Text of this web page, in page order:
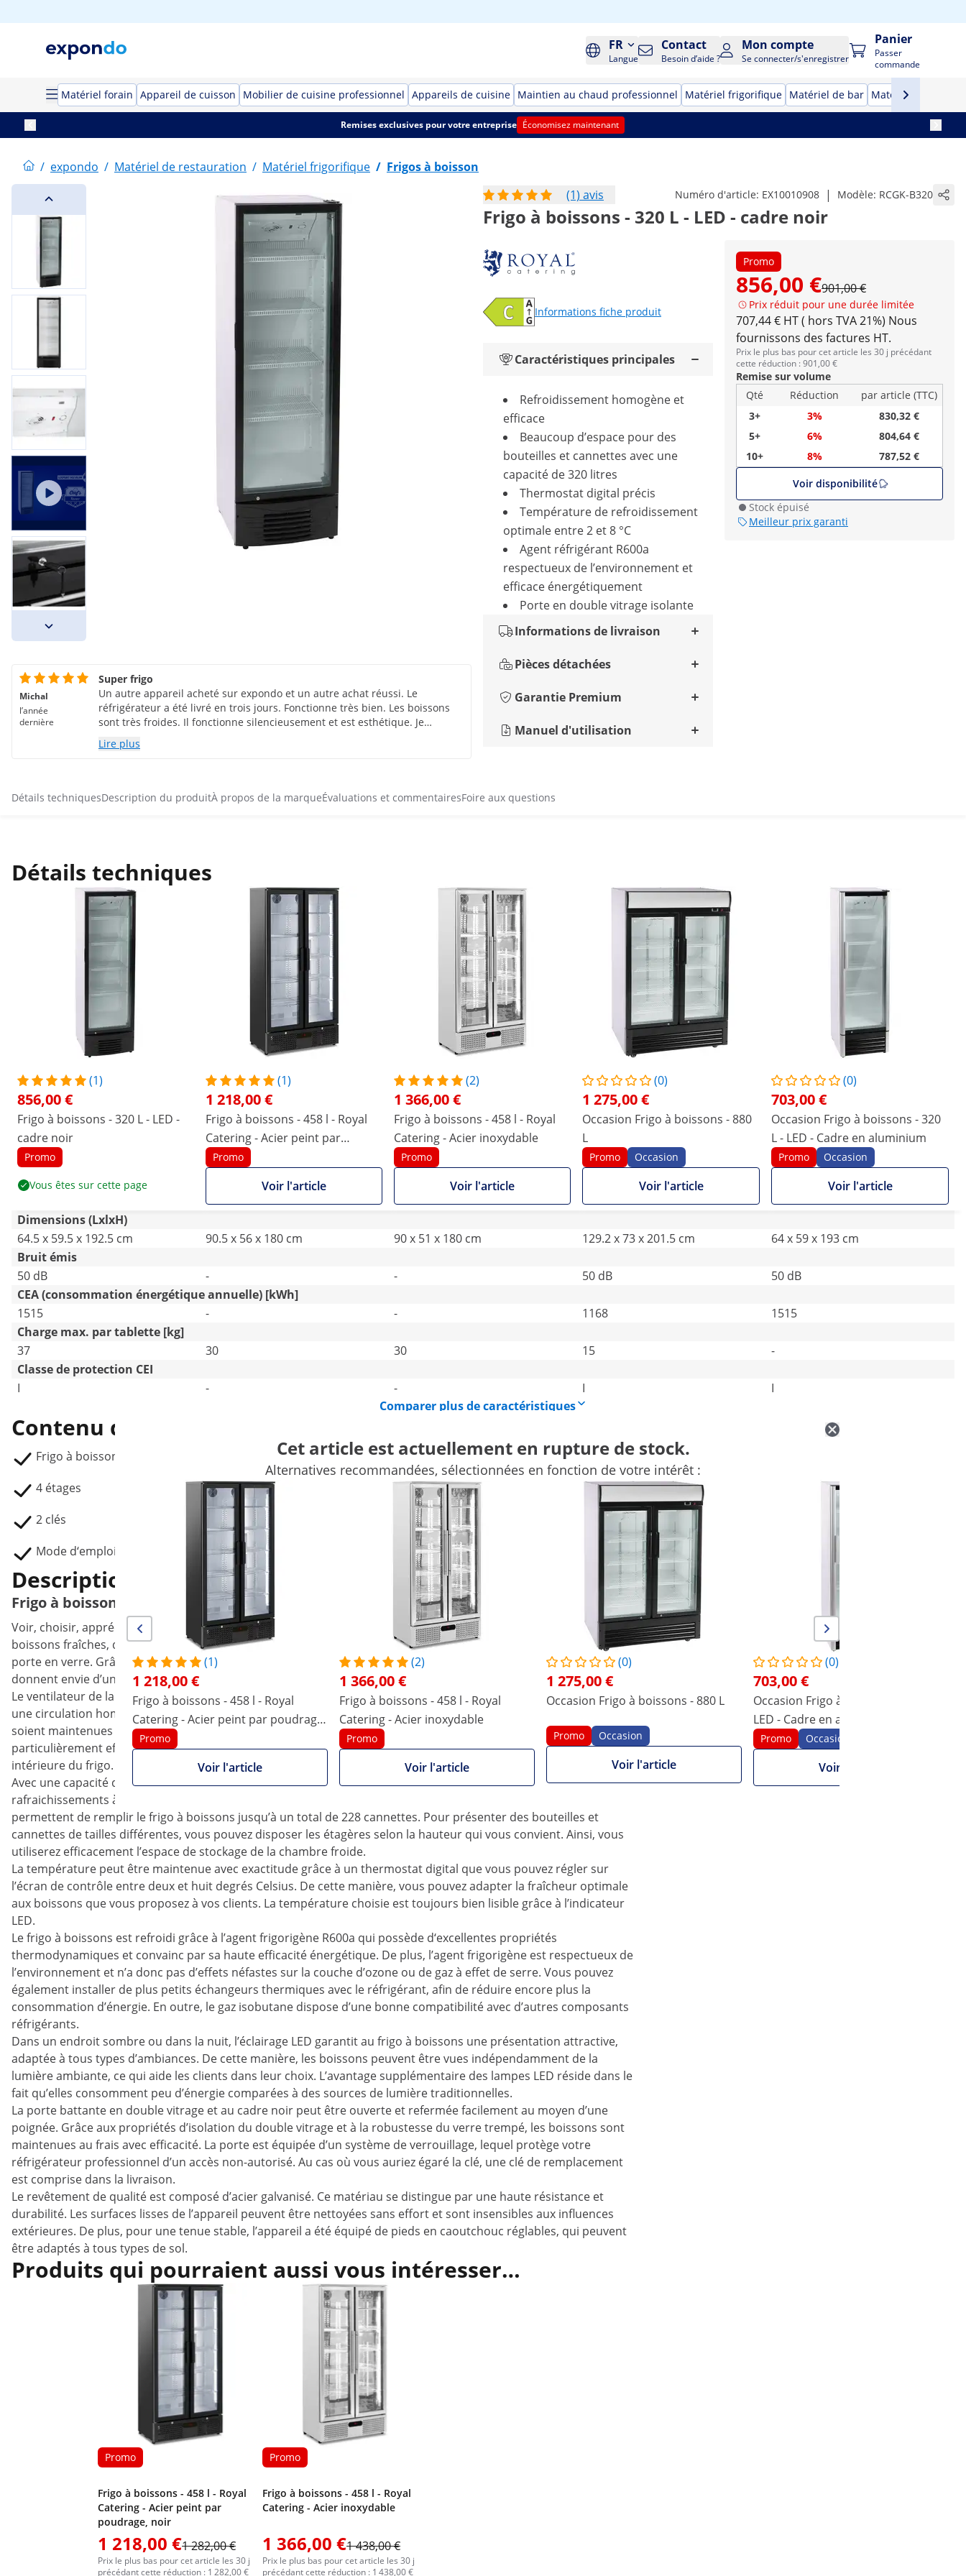
FR
Langue
Contact
Besoin d’aide ?
Mon compte
Se connecter/s'enregistrer
Panier
Passer
commande
Matériel forain Appareil de cuisson Mobilier de cuisine professionnel Appareils de cuisine Maintien au chaud professionnel Matériel frigorifique Matériel de bar Matériel de
Remises exclusives pour votre entreprise Économisez maintenant
/ expondo / Matériel de restauration / Matériel frigorifique / Frigos à boisson
(1) avis
Numéro d'article: EX10010908 | Modèle: RCGK-B320
Frigo à boissons - 320 L - LED - cadre noir
Promo
856,00 €901,00 €
Prix réduit pour une durée limitée
707,44 € HT ( hors TVA 21%) Nous
fournissons des factures HT.
Prix le plus bas pour cet article les 30 j précédant
cette réduction : 901,00 €
Remise sur volume
Qté
Réduction
par article (TTC)
3+
3%
830,32 €
5+
6%
804,64 €
10+
8%
787,52 €
Voir disponibilité
Stock épuisé
Meilleur prix garanti
Informations fiche produit
Caractéristiques principales
Refroidissement homogène et
efficace
Beaucoup d’espace pour des
bouteilles et cannettes avec une
capacité de 320 litres
Thermostat digital précis
Température de refroidissement
optimale entre 2 et 8 °C
Agent réfrigérant R600a
respectueux de l’environnement et
efficace énergétiquement
Porte en double vitrage isolante
Informations de livraison
Pièces détachées
Garantie Premium
Manuel d'utilisation
Michal
l’année
dernière
Super frigo
Un autre appareil acheté sur expondo et un autre achat réussi. Le
réfrigérateur a été livré en trois jours. Fonctionne très bien. Les boissons
sont très froides. Il fonctionne silencieusement et est esthétique. Je
recommande.
Lire plus
Détails techniquesDescription du produitÀ propos de la marqueÉvaluations et commentairesFoire aux questions
Détails techniques
(1)
856,00 €
Frigo à boissons - 320 L - LED -
cadre noir
Promo
Vous êtes sur cette page
(1)
1 218,00 €
Frigo à boissons - 458 l - Royal
Catering - Acier peint par
poudrage, noir
Promo
Voir l'article
(2)
1 366,00 €
Frigo à boissons - 458 l - Royal
Catering - Acier inoxydable
Promo
Voir l'article
(0)
1 275,00 €
Occasion Frigo à boissons - 880
L
Promo Occasion
Voir l'article
(0)
703,00 €
Occasion Frigo à boissons - 320
L - LED - Cadre en aluminium
Promo Occasion
Voir l'article
Dimensions (LxlxH)
64.5 x 59.5 x 192.5 cm
90.5 x 56 x 180 cm 90 x 51 x 180 cm 129.2 x 73 x 201.5 cm
64 x 59 x 193 cm
Bruit émis
50 dB
- - 50 dB
50 dB
CEA (consommation énergétique annuelle) [kWh]
1515
- - 1168
1515
Charge max. par tablette [kg]
37
30 30 15
-
Classe de protection CEI
I
- - I
I
Comparer plus de caractéristiques
Contenu de la livraison
Frigo à boissons RCGK- B320
4 étages
2 clés
Mode d‘emploi
Cet article est actuellement en rupture de stock.
Alternatives recommandées, sélectionnées en fonction de votre intérêt :
(1)
1 218,00 €
Frigo à boissons - 458 l - Royal
Catering - Acier peint par poudrage,
noir
Promo
Voir l'article
(2)
1 366,00 €
Frigo à boissons - 458 l - Royal
Catering - Acier inoxydable
Promo
Voir l'article
(0)
1 275,00 €
Occasion Frigo à boissons - 880 L
Promo Occasion
Voir l'article
(0)
703,00 €
Occasion Frigo à boissons - 320 L -
LED - Cadre en aluminium
Promo Occasion
Voir l'article
Description du produit
Frigo à boissons - 320 L - LED - cadre noir
Voir, choisir, apprécier : dans votre restaurant, votre hôtel, votre kiosque ou lors d’un buffet, offrez à vos clients des
boissons fraîches, que vous pouvez présenter de manière attrayante dans ce frigo à boissons RCGK-B320 avec une
porte en verre. Grâce à la porte en verre et à l’éclairage LED, les cannettes et bouteilles sont bien visibles et
donnent envie d’un rafraîchissement lors de fortes chaleurs ou après une longue journée.
Le ventilateur de la réfrigération à air pulsé intégrée et le compresseur d’une puissance de 210 Watt garantissent
une circulation homogène de l’air à l’intérieur de l’appareil. Ce type de réfrigération assure que toutes les boissons
soient maintenues au frais dans le réfrigérateur, sans produire de buée sur la glace. Le compresseur est
particulièrement efficace énergétiquement, il est peu bruyant et est donc adapté de manière optimale à la partie
intérieure du frigo.
Avec une capacité de 320 litres, vous pourrez garder en stock de nombreuses boissons et proposer tous types de
rafraichissements à vos clients. Pour entreposer les boissons, vous avez à votre disposition quatre étages, qui vous
permettent de remplir le frigo à boissons jusqu’à un total de 228 cannettes. Pour présenter des bouteilles et
cannettes de tailles différentes, vous pouvez disposer les étagères selon la hauteur qui vous convient. Ainsi, vous
utiliserez efficacement l’espace de stockage de la chambre froide.
La température peut être maintenue avec exactitude grâce à un thermostat digital que vous pouvez régler sur
l’écran de contrôle entre deux et huit degrés Celsius. De cette manière, vous pouvez adapter la fraîcheur optimale
aux boissons que vous proposez à vos clients. La température choisie est toujours bien lisible grâce à l’indicateur
LED.
Le frigo à boissons est refroidi grâce à l’agent frigorigène R600a qui possède d‘excellentes propriétés
thermodynamiques et convainc par sa haute efficacité énergétique. De plus, l’agent frigorigène est respectueux de
l’environnement et n’a donc pas d’effets néfastes sur la couche d’ozone ou de gaz à effet de serre. Vous pouvez
également installer de plus petits échangeurs thermiques avec le réfrigérant, afin de réduire encore plus la
consommation d’énergie. En outre, le gaz isobutane dispose d’une bonne compatibilité avec d’autres composants
réfrigérants.
Dans un endroit sombre ou dans la nuit, l’éclairage LED garantit au frigo à boissons une présentation attractive,
adaptée à tous types d’ambiances. De cette manière, les boissons peuvent être vues indépendamment de la
lumière ambiante, ce qui aide les clients dans leur choix. L’avantage supplémentaire des lampes LED réside dans le
fait qu’elles consomment peu d’énergie comparées à des sources de lumière traditionnelles.
La porte battante en double vitrage et au cadre noir peut être ouverte et refermée facilement au moyen d’une
poignée. Grâce aux propriétés d’isolation du double vitrage et à la robustesse du verre trempé, les boissons sont
maintenues au frais avec efficacité. La porte est équipée d’un système de verrouillage, lequel protège votre
réfrigérateur professionnel d’un accès non-autorisé. Au cas où vous auriez égaré la clé, une clé de remplacement
est comprise dans la livraison.
Le revêtement de qualité est composé d’acier galvanisé. Ce matériau se distingue par une haute résistance et
durabilité. Les surfaces lisses de l’appareil peuvent être nettoyées sans effort et sont insensibles aux influences
extérieures. De plus, pour une tenue stable, l’appareil a été équipé de pieds en caoutchouc réglables, qui peuvent
être adaptés à tous types de sol.
Produits qui pourraient aussi vous intéresser…
Promo
Frigo à boissons - 458 l - Royal
Catering - Acier peint par
poudrage, noir
1 218,00 €1 282,00 €
Prix le plus bas pour cet article les 30 j
précédant cette réduction : 1 282,00 €
Promo
Frigo à boissons - 458 l - Royal
Catering - Acier inoxydable
1 366,00 €1 438,00 €
Prix le plus bas pour cet article les 30 j
précédant cette réduction : 1 438,00 €